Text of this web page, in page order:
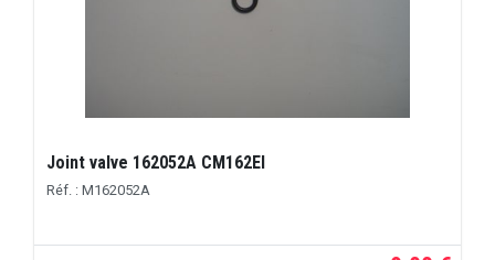
Joint valve 162052A CM162EI
Réf. : M162052A